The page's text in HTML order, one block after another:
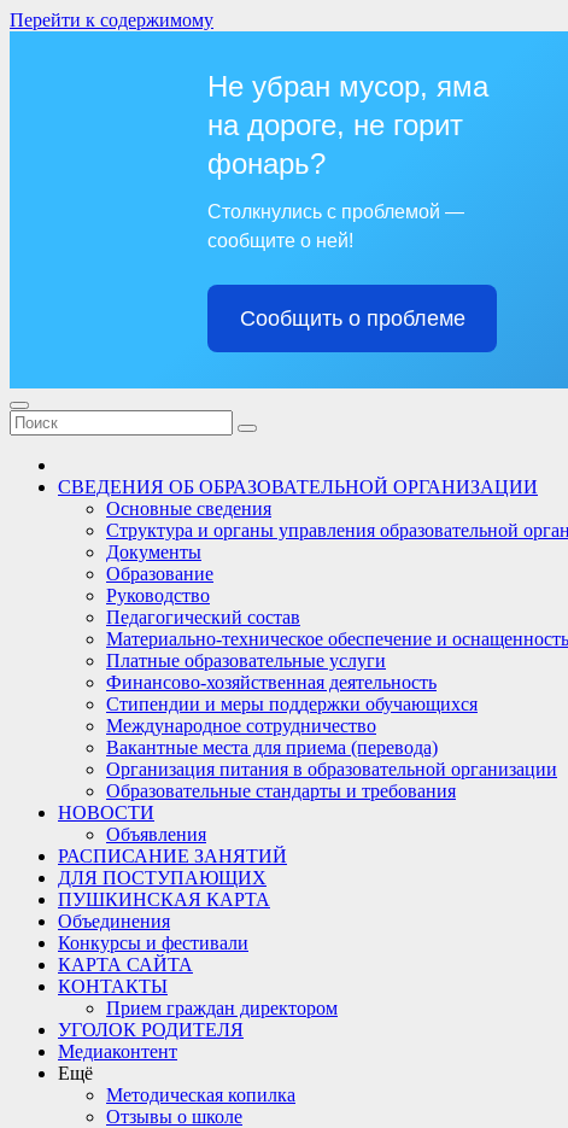
Перейти к содержимому
Не убран мусор, яма
на дороге, не горит
фонарь?
Столкнулись с проблемой —
сообщите о ней!
Сообщить о проблеме
СВЕДЕНИЯ ОБ ОБРАЗОВАТЕЛЬНОЙ ОРГАНИЗАЦИИ
Основные сведения
Структура и органы управления образовательной
Документы
Образование
Руководство
Педагогический состав
Материально-техническое обеспечение и
Платные образовательные услуги
Финансово-хозяйственная деятельность
Стипендии и меры поддержки обучающихся
Международное сотрудничество
Вакантные места для приема (перевода)
Организация питания в образовательной организации
Образовательные стандарты и требования
НОВОСТИ
Объявления
РАСПИСАНИЕ ЗАНЯТИЙ
ДЛЯ ПОСТУПАЮЩИХ
ПУШКИНСКАЯ КАРТА
Объединения
Конкурсы и фестивали
КАРТА САЙТА
КОНТАКТЫ
Прием граждан директором
УГОЛОК РОДИТЕЛЯ
Медиаконтент
Ещё
Методическая копилка
Отзывы о школе